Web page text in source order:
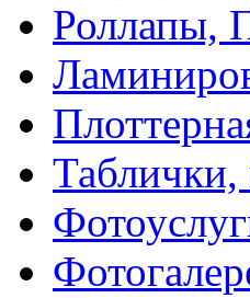
Роллапы,
Таблички,